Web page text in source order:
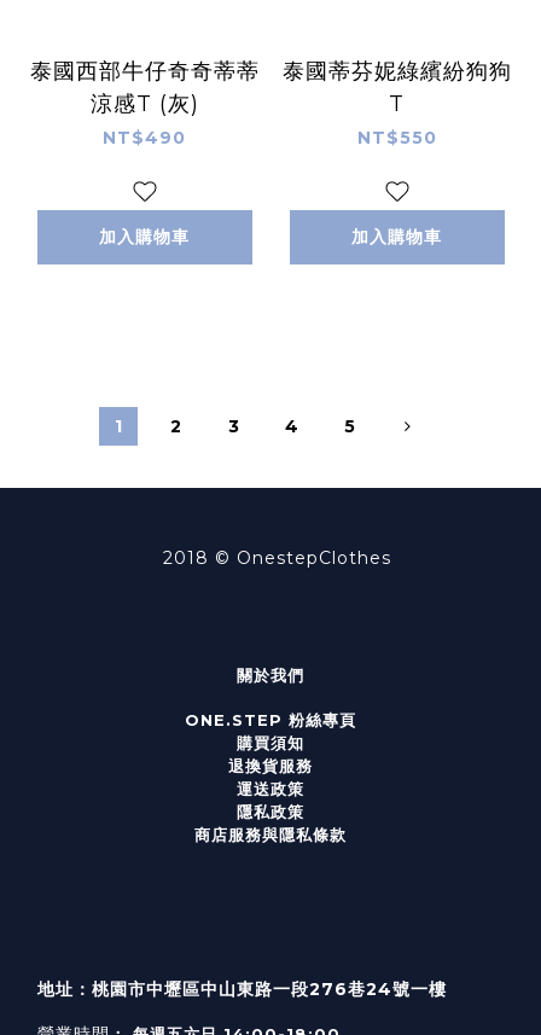
泰國西部牛仔奇奇蒂蒂
涼感T (灰)
NT$490
加入購物車
泰國蒂芬妮綠繽紛狗狗
T
NT$550
加入購物車
1 2 3 4 5
2018 © OnestepClothes
關於我們
ONE.STEP 粉絲專頁
購買須知
退換貨服務
運送政策
隱私政策
商店服務與隱私條款
地址：桃園市中壢區中山東路一段276巷24號一樓